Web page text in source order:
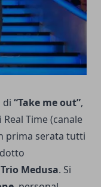
di “Take me out”,
Time (canale
prima serata tutti
Trio Medusa. Si